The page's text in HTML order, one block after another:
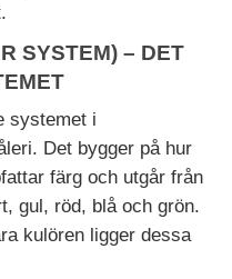
SYSTEM) – DET
systemet i
Det bygger på hur
färg och utgår från
gul, röd, blå och grön.
kulören ligger dessa